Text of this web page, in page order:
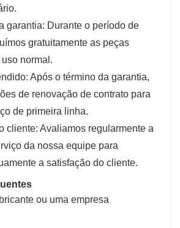
garantia: Durante o período de
gratuitamente as peças
normal.
Após o término da garantia,
de renovação de contrato para
de primeira linha.
cliente: Avaliamos regularmente a
da nossa equipe para
a satisfação do cliente.
ou uma empresa